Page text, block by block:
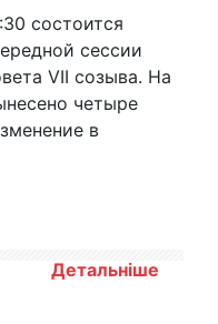
состоится
сессии
VII созыва. На
четыре
в
Детальніше